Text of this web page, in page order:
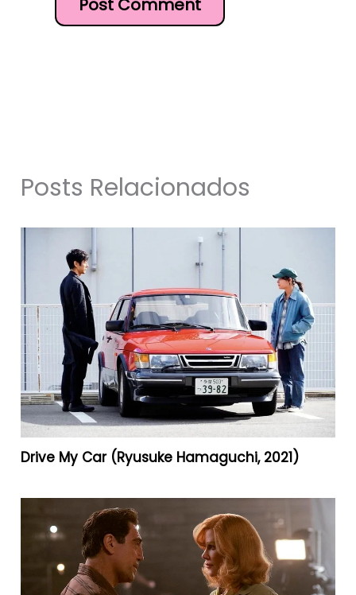
Posts Relacionados
Drive My Car (Ryusuke Hamaguchi, 2021)